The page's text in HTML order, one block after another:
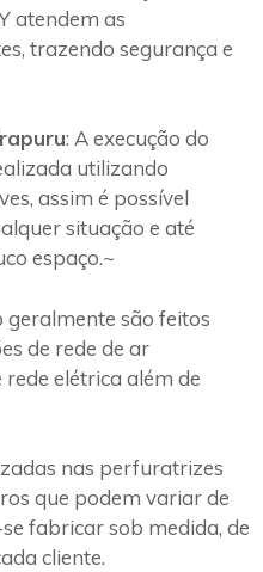
atendem as
trazendo segurança e
: A execução do
utilizando
assim é possível
situação e até
espaço.~
geralmente são feitos
de rede de ar
elétrica além de
nas perfuratrizes
que podem variar de
fabricar sob medida, de
cliente.